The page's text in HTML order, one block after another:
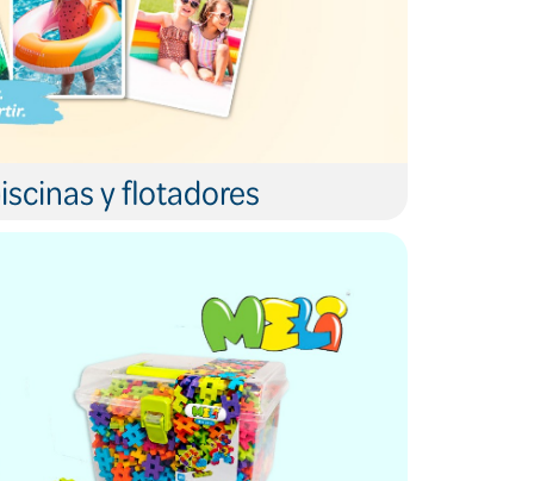
y flotadores